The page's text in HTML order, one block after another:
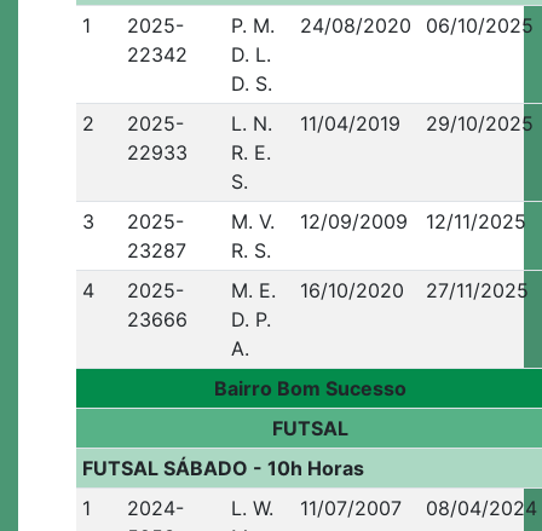
1
2025-
22342
P. M.
D. L.
D. S.
24/08/2020 06/10/2025
2
2025-
22933
L. N.
R. E.
S.
11/04/2019 29/10/2025
3
2025-
23287
M. V.
R. S.
12/09/2009 12/11/2025
4
2025-
23666
M. E.
D. P.
A.
16/10/2020 27/11/2025
Bairro Bom Sucesso
FUTSAL
FUTSAL SÁBADO - 10h Horas
1
2024-
L. W.
11/07/2007 08/04/2024